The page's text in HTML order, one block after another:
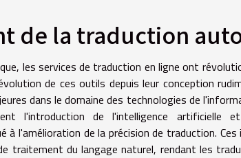
de la traduction
les services de traduction en ligne ont
de ces outils depuis leur conception
dans le domaine des technologies de
l'introduction de l'intelligence artificielle
à l'amélioration de la précision de traduction.
traitement du langage naturel, rendant les